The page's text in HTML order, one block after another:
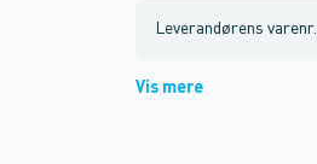
Leverandørens varenr.
Vis mere